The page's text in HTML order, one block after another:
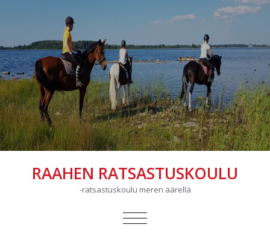
RAAHEN RATSASTUSKOULU
-ratsastuskoulu meren äärellä
AVAA/SULJE